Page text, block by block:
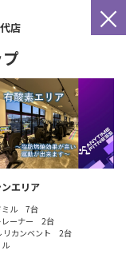
×
店
エリア
ミル 7台
レーナー 2台
リカンベント 2台